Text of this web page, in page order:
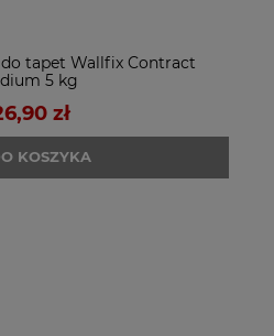
tapet Wallfix Contract
5 kg
zł
KOSZYKA